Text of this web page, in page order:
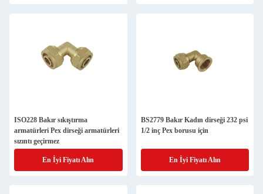
ISO228 Bakır sıkıştırma
armatürleri Pex dirseği armatürleri
sızıntı geçirmez
En İyi Fiyatı Alın
BS2779 Bakır Kadın dirseği 232 psi
1/2 inç Pex borusu için
En İyi Fiyatı Alın